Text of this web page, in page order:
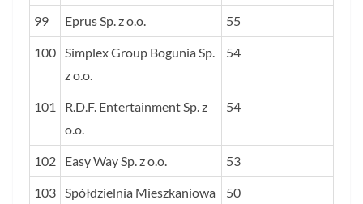
99 Eprus Sp. z o.o. 55
100 Simplex Group Bogunia Sp.
z o.o.
54
101
R.D.F. Entertainment Sp. z
o.o.
54
102 Easy Way Sp. z o.o. 53
103 Spółdzielnia Mieszkaniowa
50